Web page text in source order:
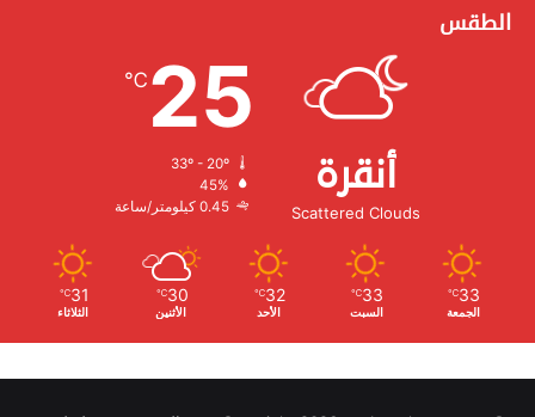
الطقس
أنقرة
Scattered Clouds
25
℃
الرطوبة:
الرياح:
33
℃
الجمعة
33
℃
السبت
32
℃
الأحد
30
℃
الأثنين
31
℃
الثلاثاء